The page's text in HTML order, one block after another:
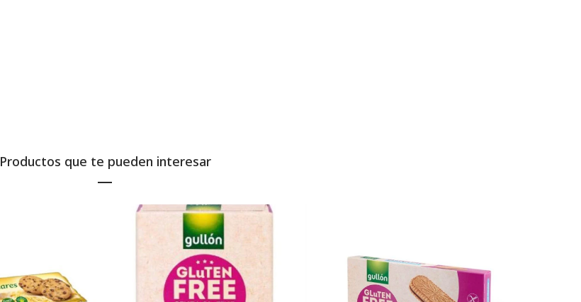
Productos que te pueden interesar